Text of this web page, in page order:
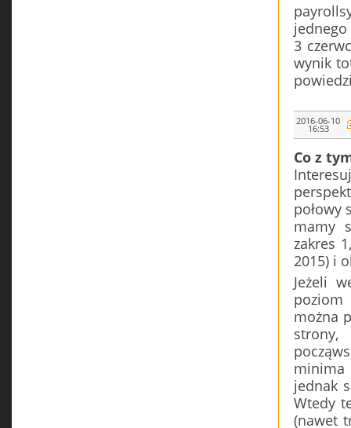
jednego
3
wynik
2016-06-10
16:53
Co z
połowy
mamy
zakres
2015) i
Jeżeli
można
strony,
minima
jednak
Wtedy
(nawet